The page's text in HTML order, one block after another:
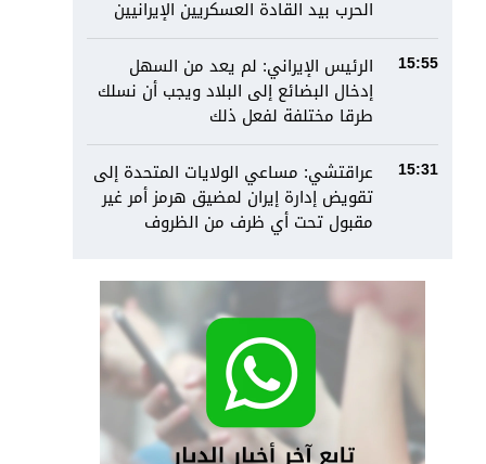
الحرب بيد القادة العسكريين الإيرانيين
15:55
الرئيس الإيراني: لم يعد من السهل
إدخال البضائع إلى البلاد ويجب أن نسلك
طرقا مختلفة لفعل ذلك
15:31
عراقتشي: مساعي الولايات المتحدة إلى
تقويض إدارة إيران لمضيق هرمز أمر غير
مقبول تحت أي ظرف من الظروف